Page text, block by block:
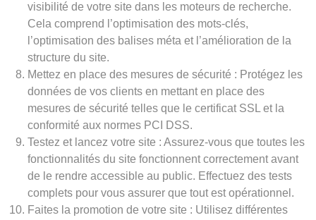
visibilité de votre site dans les moteurs de recherche.
Cela comprend l’optimisation des mots-clés,
l’optimisation des balises méta et l’amélioration de la
structure du site.
Mettez en place des mesures de sécurité : Protégez les
données de vos clients en mettant en place des
mesures de sécurité telles que le certificat SSL et la
conformité aux normes PCI DSS.
Testez et lancez votre site : Assurez-vous que toutes les
fonctionnalités du site fonctionnent correctement avant
de le rendre accessible au public. Effectuez des tests
complets pour vous assurer que tout est opérationnel.
Faites la promotion de votre site : Utilisez différentes